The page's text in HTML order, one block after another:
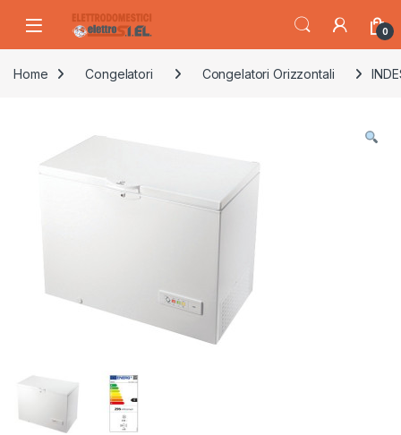
0
Home Congelatori Congelatori Orizzontali